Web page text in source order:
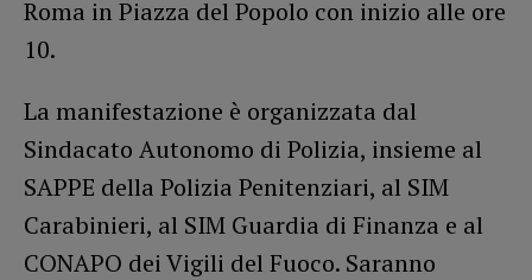
Roma in Piazza del Popolo con inizio alle ore
10.
La manifestazione è organizzata dal
Sindacato Autonomo di Polizia, insieme al
SAPPE della Polizia Penitenziari, al SIM
Carabinieri, al SIM Guardia di Finanza e al
CONAPO dei Vigili del Fuoco. Saranno